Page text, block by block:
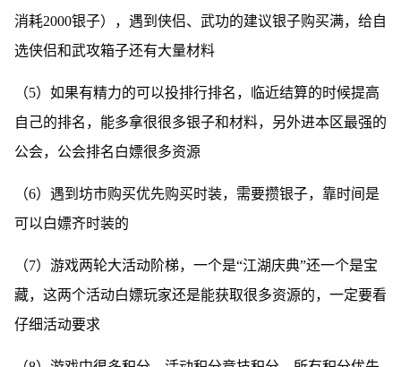
消耗2000银子），遇到侠侣、武功的建议银子购买满，给自
选侠侣和武攻箱子还有大量材料
（5）如果有精力的可以投排行排名，临近结算的时候提高
自己的排名，能多拿很很多银子和材料，另外进本区最强的
公会，公会排名白嫖很多资源
（6）遇到坊市购买优先购买时装，需要攒银子，靠时间是
可以白嫖齐时装的
（7）游戏两轮大活动阶梯，一个是“江湖庆典”还一个是宝
藏，这两个活动白嫖玩家还是能获取很多资源的，一定要看
仔细活动要求